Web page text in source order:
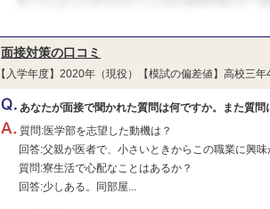
面接対策の口コミ
【入学年度】2020年（現役）【模試の偏差値】高校三
あなたが面接で聞かれた質問は何ですか。また質
質問:医学部を志望した動機は？
回答:父親が医者で、小さいときからこの職業に興味
質問:寮生活で心配なことはあるか？
回答:少しある。同部屋...